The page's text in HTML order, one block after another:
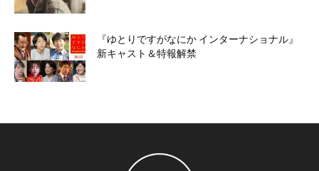
『ゆとりですがなにか インターナショナル』
新キャスト＆特報解禁